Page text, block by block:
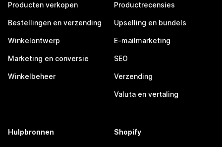
Producten verkopen
Bestellingen en verzending
Winkelontwerp
Marketing en conversie
Winkelbeheer
Productrecensies
Upselling en bundels
E-mailmarketing
SEO
Verzending
Valuta en vertaling
Hulpbronnen Shopify